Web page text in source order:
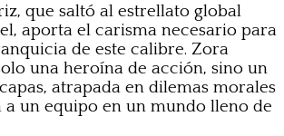
que saltó al estrellato global
aporta el carisma necesario para
de este calibre. Zora
una heroína de acción, sino un
atrapada en dilemas morales
un equipo en un mundo lleno de